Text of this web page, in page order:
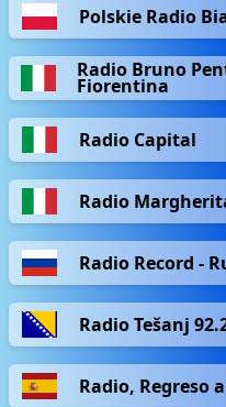
Polskie Radio
Radio Bruno
Fiorentina
Radio Capital
Radio
Radio Record -
Radio Tešanj
Radio, Regreso